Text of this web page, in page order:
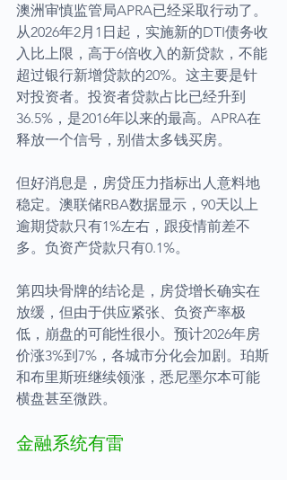
澳洲审慎监管局APRA已经采取行动了。
从2026年2月1日起，实施新的DTI债务收
入比上限，高于6倍收入的新贷款，不能
超过银行新增贷款的20%。这主要是针
对投资者。投资者贷款占比已经升到
36.5%，是2016年以来的最高。APRA在
释放一个信号，别借太多钱买房。
但好消息是，房贷压力指标出人意料地
稳定。澳联储RBA数据显示，90天以上
逾期贷款只有1%左右，跟疫情前差不
多。负资产贷款只有0.1%。
第四块骨牌的结论是，房贷增长确实在
放缓，但由于供应紧张、负资产率极
低，崩盘的可能性很小。预计2026年房
价涨3%到7%，各城市分化会加剧。珀斯
和布里斯班继续领涨，悉尼墨尔本可能
横盘甚至微跌。
金融系统有雷